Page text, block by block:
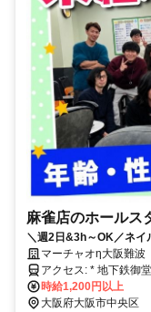
麻雀店のホールス
＼週2日&3h～OK／ネイ
者も大歓迎！
マーチャオη大阪難波
アクセス: * 地下鉄御堂筋線・千日前線「なんば駅」から徒歩1分 * 近
鉄「難波駅」から徒
時給1,200円以上
大阪府大阪市中央区